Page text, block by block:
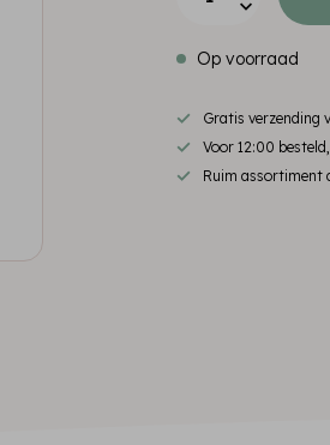
Op voorraad
Gratis
Voor 12:00
Ruim assortiment